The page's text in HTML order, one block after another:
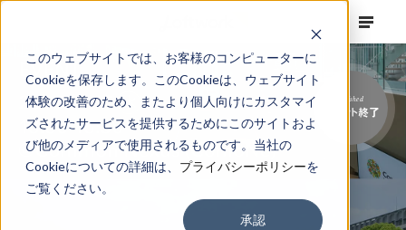
このウェブサイトでは、お客様のコンピューターに
Cookieを保存します。このCookieは、ウェブサイト
体験の改善のため、またより個人向けにカスタマイ
ズされたサービスを提供するためにこのサイトおよ
び他のメディアで使用されるものです。当社の
Cookieについての詳細は、 プライバシーポリシーを
ご覧ください。
承認
Finished
イベント終了